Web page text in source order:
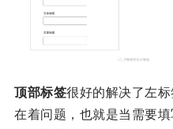
顶部标签很好的解决了左
在着问题，也就是当需要